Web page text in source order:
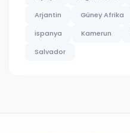
Arjantin
Güney Afrika
ispanya
Kamerun
Salvador